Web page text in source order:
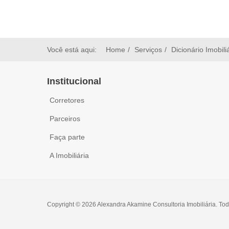
Você está aqui: Home Serviços Dicionário
Institucional
Corretores
Parceiros
Faça parte
A Imobiliária
Copyright © 2026 Alexandra Akamine Consultoria Imobiliária.